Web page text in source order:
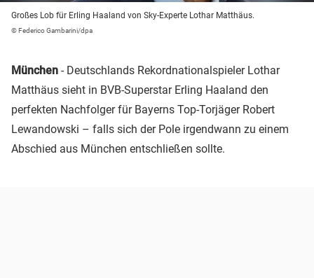
Großes Lob für Erling Haaland von Sky-Experte Lothar Matthäus.
© Federico Gambarini/dpa
München - Deutschlands Rekordnationalspieler Lothar
Matthäus sieht in BVB-Superstar Erling Haaland den
perfekten Nachfolger für Bayerns Top-Torjäger Robert
Lewandowski – falls sich der Pole irgendwann zu einem
Abschied aus München entschließen sollte.